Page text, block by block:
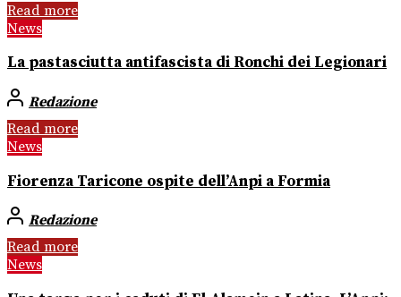
Read more
News
La pastasciutta antifascista di Ronchi dei Legionari
Redazione
Read more
News
Fiorenza Taricone ospite dell’Anpi a Formia
Redazione
Read more
News